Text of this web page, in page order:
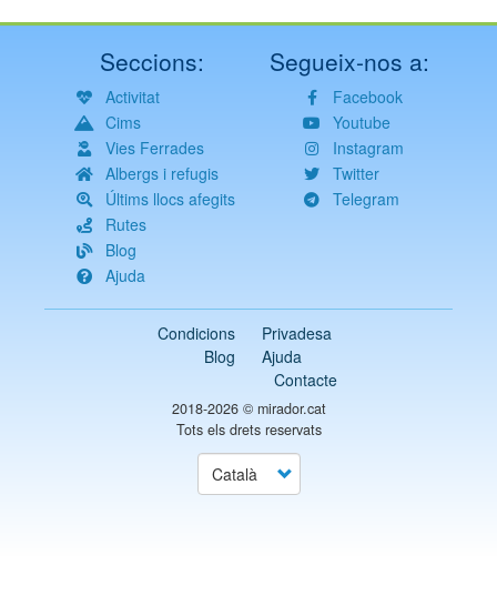
Seccions:
Activitat
Cims
Vies Ferrades
Albergs i refugis
Últims llocs afegits
Rutes
Blog
Ajuda
Segueix-nos a:
Facebook
Youtube
Instagram
Twitter
Telegram
Condicions
Privadesa
Blog
Ajuda
Contacte
2018-2026 © mirador.cat
Tots els drets reservats
Select
your